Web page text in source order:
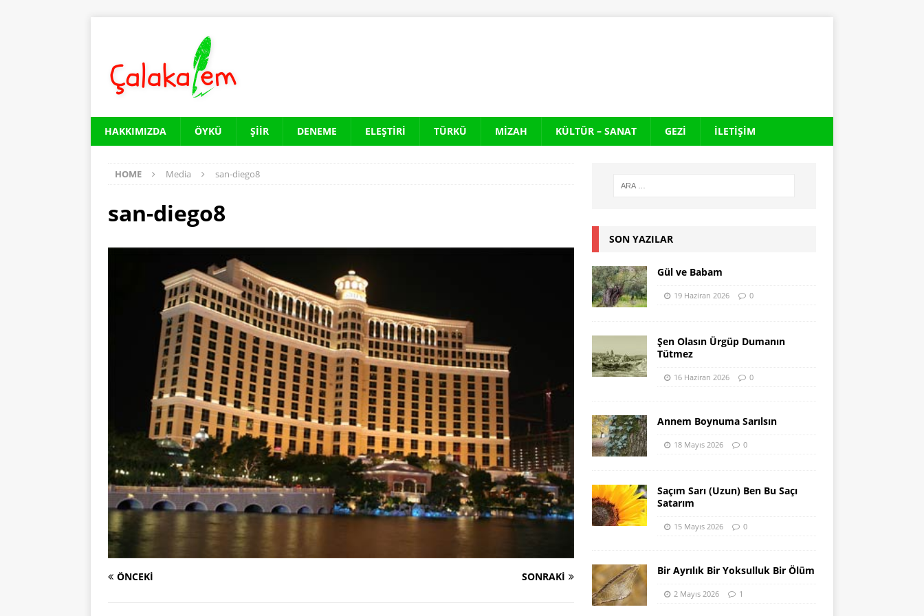
HAKKIMIZDA ÖYKÜ ŞIIR DENEME ELEŞTIRI TÜRKÜ MIZAH KÜLTÜR – SANAT GEZI İLETIŞIM
HOME Media san-diego8
san-diego8
ÖNCEKI SONRAKI
SON YAZILAR
Gül ve Babam
19 Haziran 2026 0
Şen Olasın Ürgüp Dumanın
Tütmez
16 Haziran 2026 0
Annem Boynuma Sarılsın
18 Mayıs 2026 0
Saçım Sarı (Uzun) Ben Bu Saçı
Satarım
15 Mayıs 2026 0
Bir Ayrılık Bir Yoksulluk Bir Ölüm
2 Mayıs 2026 1